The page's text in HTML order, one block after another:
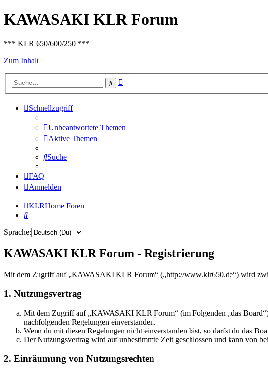
KAWASAKI KLR Forum
*** KLR 650/600/250 ***
Zum Inhalt
Suche
Schnellzugriff
Unbeantwortete Themen
Aktive Themen
Suche
FAQ
Anmelden
KLRHome Foren
Suche
Sprache:
KAWASAKI KLR Forum - Registrierung
Mit dem Zugriff auf „KAWASAKI KLR Forum“ („http://www.klr650.de“) wird
1. Nutzungsvertrag
Mit dem Zugriff auf „KAWASAKI KLR Forum“ (im Folgenden „das
nachfolgenden Regelungen einverstanden.
Wenn du mit diesen Regelungen nicht einverstanden bist, so darfst du das
Der Nutzungsvertrag wird auf unbestimmte Zeit geschlossen und kann von
2. Einräumung von Nutzungsrechten